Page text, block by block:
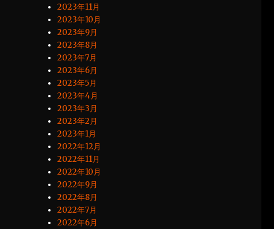
2023年11月
2023年10月
2023年9月
2023年8月
2023年7月
2023年6月
2023年5月
2023年4月
2023年3月
2023年2月
2023年1月
2022年12月
2022年11月
2022年10月
2022年9月
2022年8月
2022年7月
2022年6月